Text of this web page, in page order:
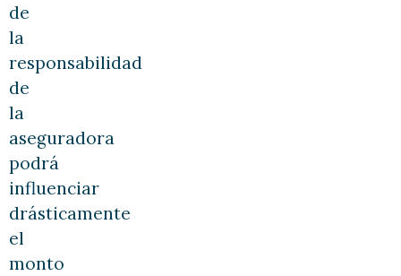
de
la
responsabilidad
de
la
aseguradora
podrá
influenciar
drásticamente
el
monto